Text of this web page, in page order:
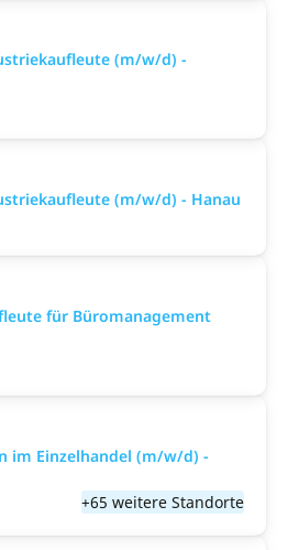
(m/w/d) -
(m/w/d) - Hanau
für Büromanagement
im Einzelhandel (m/w/d) -
+65 weitere Standorte